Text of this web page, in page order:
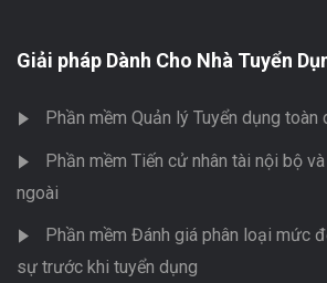
Giải pháp Dành Cho Nhà Tuyển
Phần mềm Quản lý Tuyển dụng toàn
Phần mềm Tiến cử nhân tài nội bộ
ngoài
Phần mềm Đánh giá phân loại mức
sự trước khi tuyển dụng